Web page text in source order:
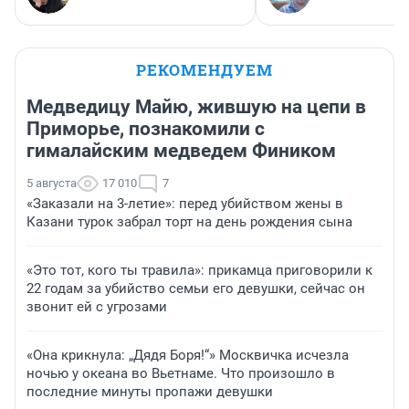
РЕКОМЕНДУЕМ
Медведицу Майю, жившую на цепи в
Приморье, познакомили с
гималайским медведем Фиником
5 августа 17 010 7
«Заказали на 3-летие»: перед убийством жены в
Казани турок забрал торт на день рождения сына
«Это тот, кого ты травила»: прикамца приговорили к
22 годам за убийство семьи его девушки, сейчас он
звонит ей с угрозами
«Она крикнула: „Дядя Боря!“» Москвичка исчезла
ночью у океана во Вьетнаме. Что произошло в
последние минуты пропажи девушки